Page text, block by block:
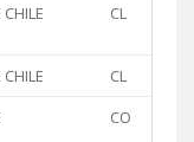
CL
CL
CO